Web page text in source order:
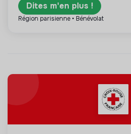
Dites m'en plus !
Région parisienne • Bénévolat